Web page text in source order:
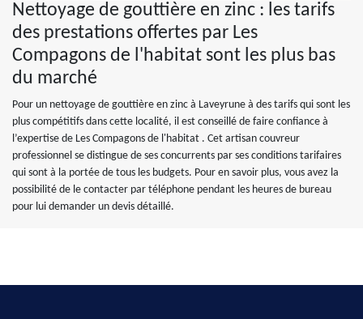
Nettoyage de gouttière en zinc : les tarifs
des prestations offertes par Les
Compagons de l'habitat sont les plus bas
du marché
Pour un nettoyage de gouttière en zinc à Laveyrune à des tarifs qui sont les
plus compétitifs dans cette localité, il est conseillé de faire confiance à
l’expertise de Les Compagons de l'habitat . Cet artisan couvreur
professionnel se distingue de ses concurrents par ses conditions tarifaires
qui sont à la portée de tous les budgets. Pour en savoir plus, vous avez la
possibilité de le contacter par téléphone pendant les heures de bureau
pour lui demander un devis détaillé.